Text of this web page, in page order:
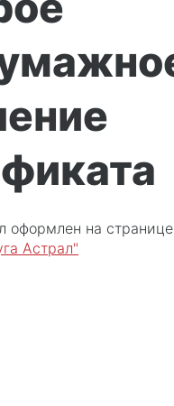
оформлен на странице
Астрал"